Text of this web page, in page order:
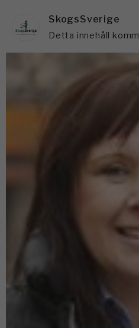
SkogsSverige
Detta innehåll